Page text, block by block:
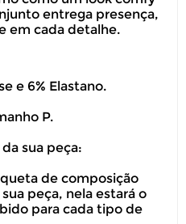
este
dias corridos, após o
para solicitar
entrega presença,
em cada detalhe.
e 6% Elastano.
P.
sua peça:
de composição
peça, nela estará o
para cada tipo de